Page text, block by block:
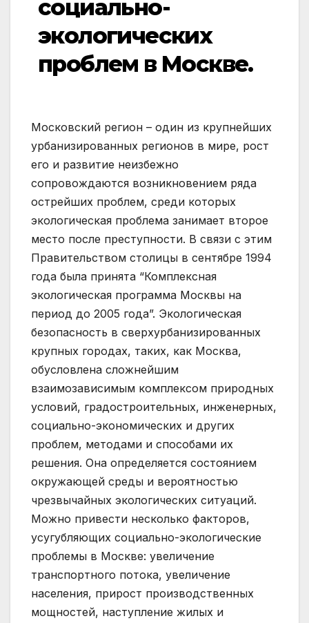
социально-
экологических
проблем в Москве.
Московский регион – один из крупнейших
урбанизированных регионов в мире, рост
его и развитие неизбежно
сопровождаются возникновением ряда
острейших проблем, среди которых
экологическая проблема занимает второе
место после преступности. В связи с этим
Правительством столицы в сентябре 1994
года была принята “Комплексная
экологическая программа Москвы на
период до 2005 года”. Экологическая
безопасность в сверхурбанизированных
крупных городах, таких, как Москва,
обусловлена сложнейшим
взаимозависимым комплексом природных
условий, градостроительных, инженерных,
социально-экономических и других
проблем, методами и способами их
решения. Она определяется состоянием
окружающей среды и вероятностью
чрезвычайных экологических ситуаций.
Можно привести несколько факторов,
усугубляющих социально-экологические
проблемы в Москве: увеличение
транспортного потока, увеличение
населения, прирост производственных
мощностей, наступление жилых и